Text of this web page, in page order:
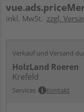
inkl. MwSt. zzgl.
Verkauf und Versand
HolzLand Roeren
Krefeld
Services Kontakt